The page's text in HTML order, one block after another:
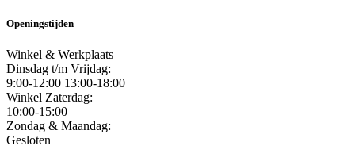
Openingstijden
Winkel & Werkplaats
Dinsdag t/m Vrijdag:
9:00-12:00 13:00-18:00
Winkel Zaterdag:
10:00-15:00
Zondag & Maandag:
Gesloten